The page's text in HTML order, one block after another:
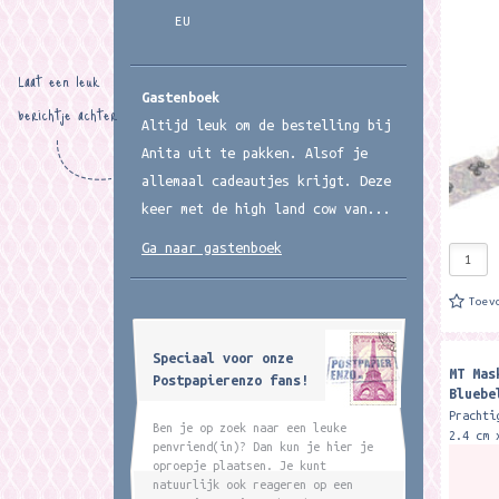
1.5
MT
2.4 cm
tape
EU
Gastenboek
Altijd leuk om de bestelling bij
Anita uit te pakken. Alsof je
allemaal cadeautjes krijgt. Deze
keer met de high land cow van...
Laat een leuk
berichtje achter
Ga naar gastenboek
Speciaal voor onze
Postpapierenzo fans!
Ben je op zoek naar een leuke
penvriend(in)? Dan kun je hier je
oproepje plaatsen. Je kunt
natuurlijk ook reageren op een